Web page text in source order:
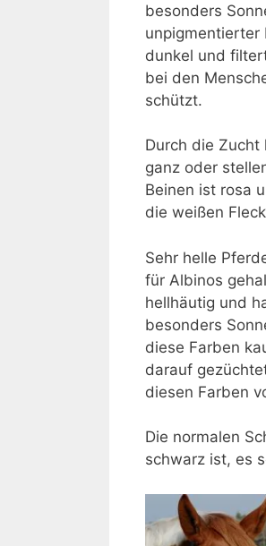
besonders
unpigmentierter
dunkel und
bei den
schützt.
Durch die
ganz oder
Beinen ist rosa
die weißen
Sehr helle
für Albinos
hellhäutig und
besonders
diese Farben
darauf
diesen Farben
Die normalen
schwarz ist, es